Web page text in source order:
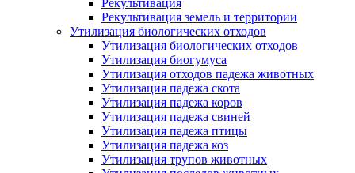
Рекультивация
Рекультивация земель и территории
Утилизация биологических отходов
Утилизация биологических отходов
Утилизация биогумуса
Утилизация отходов падежа животных
Утилизация падежа скота
Утилизация падежа коров
Утилизация падежа свиней
Утилизация падежа птицы
Утилизация падежа коз
Утилизация трупов животных